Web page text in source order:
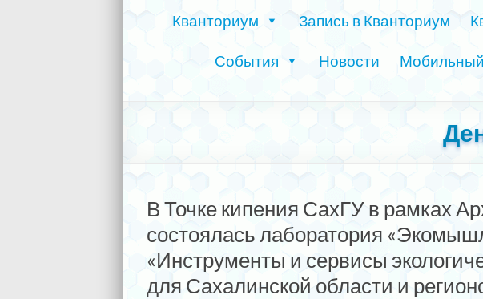
Кванториум Запись в Кванториум
События Новости
В Точке кипения СахГУ в рамках
состоялась лаборатория
«Инструменты и сервисы
для Сахалинской области и